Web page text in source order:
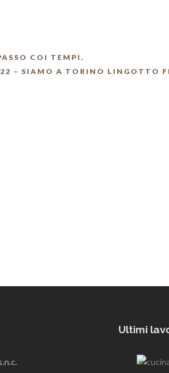
COI TEMPI.
– SIAMO A TORINO LINGOTTO
Ultimi